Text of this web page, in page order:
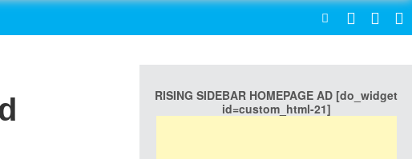
RISING SIDEBAR HOMEPAGE AD [do_widget
id=custom_html-21]